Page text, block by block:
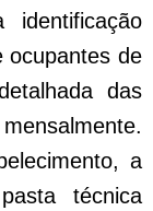
ocupantes de
das
a
técnica